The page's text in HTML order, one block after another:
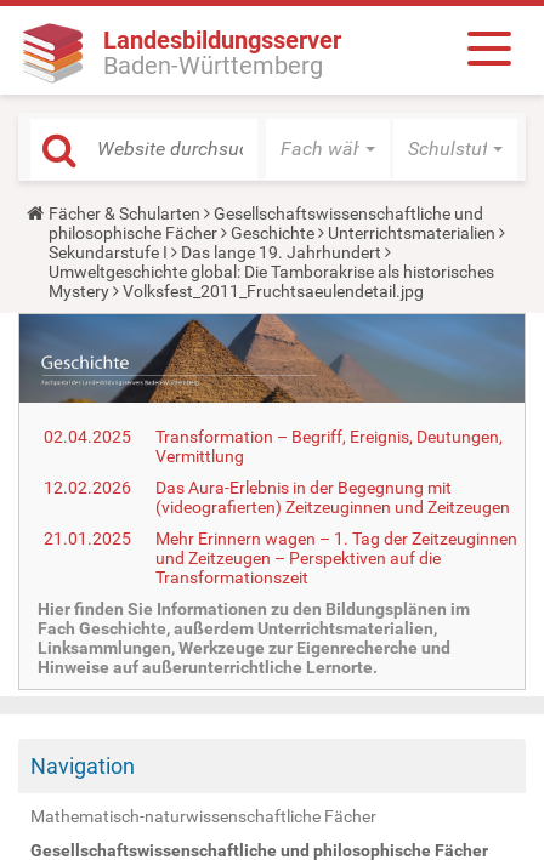
Landesbildungsserver
Baden-Württemberg
Fach wählen Schulstufe
Y
o
u
a
r
e
r
e
:
Fächer & Schularten
Gesellschaftswissenschaftliche und
philosophische Fächer
Geschichte
Unterrichtsmaterialien
Sekundarstufe I
Das lange 19. Jahrhundert
Umweltgeschichte global: Die Tamborakrise als historisches
Mystery
Volksfest_2011_Fruchtsaeulendetail.jpg
02.04.2025
Transformation – Begriff, Ereignis, Deutungen,
Vermittlung
12.02.2026
Das Aura-Erlebnis in der Begegnung mit
(videografierten) Zeitzeuginnen und Zeitzeugen
21.01.2025
Mehr Erinnern wagen – 1. Tag der Zeitzeuginnen
und Zeitzeugen – Perspektiven auf die
Transformationszeit
Hier finden Sie Informationen zu den Bildungsplänen im
Fach Geschichte, außerdem Unterrichtsmaterialien,
Linksammlungen, Werkzeuge zur Eigenrecherche und
Hinweise auf außerunterrichtliche Lernorte.
Navigation
Mathematisch-naturwissenschaftliche Fächer
Gesellschaftswissenschaftliche und philosophische Fächer